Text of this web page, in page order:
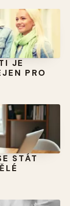
JE
PRO
STÁT